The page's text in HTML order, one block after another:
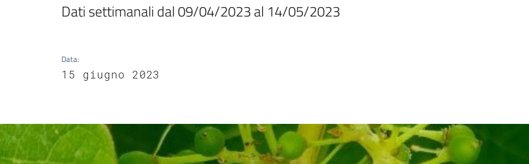
Dati settimanali dal 09/04/2023 al 14/05/2023
Data:
15 giugno 2023